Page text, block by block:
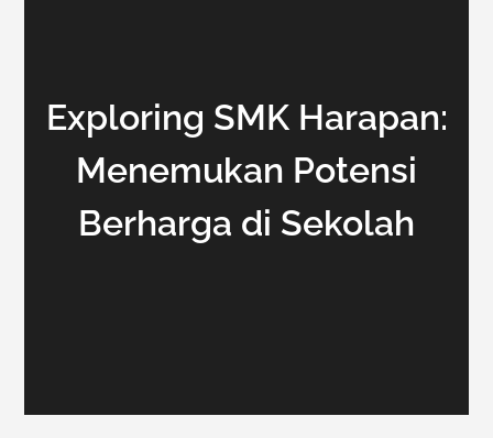
Exploring SMK Harapan:
Menemukan Potensi
Berharga di Sekolah